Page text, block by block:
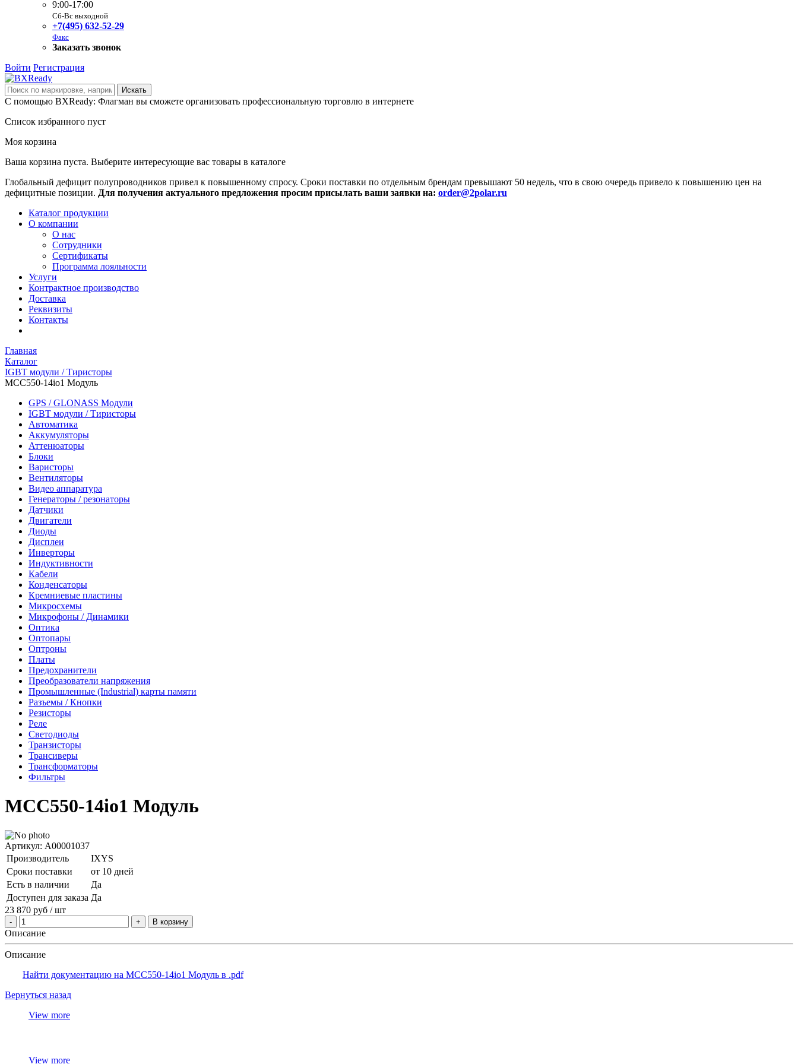
9:00-17:00
Сб-Вс выходной
+7(495) 632-52-29
Факс
Заказать звонок
Войти Регистрация
С помощью BXReady: Флагман вы сможете организовать профессиональную торговлю в интернете
Список избранного пуст
Моя корзина
Ваша корзина пуста. Выберите интересующие вас товары в каталоге
Глобальный дефицит полупроводников привел к повышенному спросу. Сроки поставки по отдельным брендам превышают 50 недель, что в свою очередь привело к повышению цен на
дефицитные позиции. Для получения актуального предложения просим присылать ваши заявки на: order@2polar.ru
Каталог продукции
О компании
О нас
Сотрудники
Сертификаты
Программа лояльности
Услуги
Контрактное производство
Доставка
Реквизиты
Контакты
Главная
Каталог
IGBT модули / Тиристоры
MCC550-14io1 Модуль
GPS / GLONASS Модули
IGBT модули / Тиристоры
Автоматика
Аккумуляторы
Аттенюаторы
Блоки
Варисторы
Вентиляторы
Видео аппаратура
Генераторы / резонаторы
Датчики
Двигатели
Диоды
Дисплеи
Инверторы
Индуктивности
Кабели
Конденсаторы
Кремниевые пластины
Микросхемы
Микрофоны / Динамики
Оптика
Оптопары
Оптроны
Платы
Предохранители
Преобразователи напряжения
Промышленные (Industrial) карты памяти
Разъемы / Кнопки
Резисторы
Реле
Светодиоды
Транзисторы
Трансиверы
Трансформаторы
Фильтры
MCC550-14io1 Модуль
Артикул: A00001037
Производитель
IXYS
Сроки поставки
от 10 дней
Есть в наличии
Да
Доступен для заказа Да
23 870 руб / шт
В корзину
Описание
Описание
Найти документацию на MCC550-14io1 Модуль в .pdf
Вернуться назад
View more
View more